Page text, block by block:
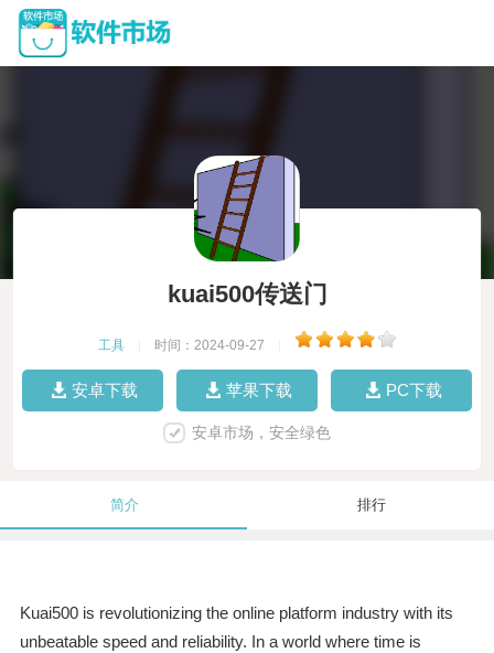
kuai500传送门
工具 时间：2024-09-27
安卓下载 苹果下载 PC下载
安卓市场，安全绿色
简介 排行
Kuai500 is revolutionizing the online platform industry with its
unbeatable speed and reliability. In a world where time is